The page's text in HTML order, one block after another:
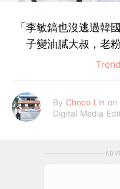
「李敏鎬也沒逃過韓
子變油膩大叔，老
By Choco Lin on
Digital Media